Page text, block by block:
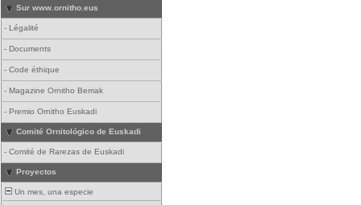
Sur www.ornitho.eus
- Légalité
- Documents
- Code éthique
- Magazine Ornitho Berriak
- Premio Ornitho Euskadi
Comité Ornitológico de Euskadi
- Comité de Rarezas de Euskadi
Proyectos
Un mes, una especie